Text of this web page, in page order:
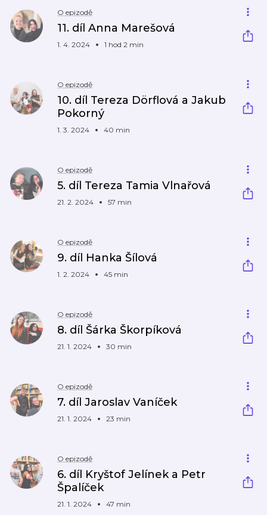
O epizodě
11. díl Anna Marešová
1. 4. 2024 1 hod 2 min
O epizodě
10. díl Tereza Dörflová a Jakub
Pokorný
1. 3. 2024 40 min
O epizodě
5. díl Tereza Tamia Vlnařová
21. 2. 2024 57 min
O epizodě
9. díl Hanka Šílová
1. 2. 2024 45 min
O epizodě
8. díl Šárka Škorpíková
21. 1. 2024 30 min
O epizodě
7. díl Jaroslav Vaníček
21. 1. 2024 23 min
O epizodě
6. díl Kryštof Jelínek a Petr
Špalíček
21. 1. 2024 47 min